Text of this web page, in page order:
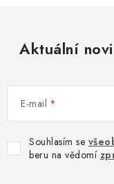
Aktuální
E-mail
Souhlasím se
beru na vědomí